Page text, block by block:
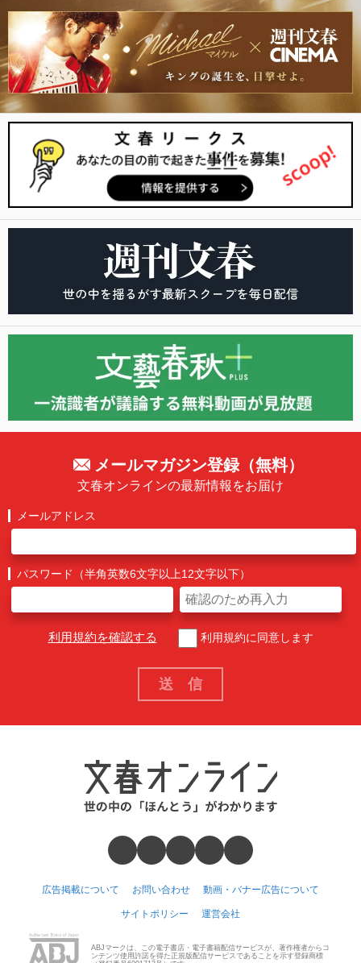
メールマガジン登録（無料）
文春オンラインの最新情報をお届け
メールアドレス
パスワード（半角英数6文字以上12文字以下）
利用規約を確認する 利用規約に同意します
広告掲載について お問い合わせ 動画・バナー広告について
サイトポリシー 運営会社
ABJマークは、この電子書店・電子書籍配信サービスが、著作権者からコ
ンテンツ使用許諾を得た正規版配信サービスであることを示す登録商標